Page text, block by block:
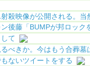
殺映像が公開される。当
後藤「BUMPが邦ロック
て
べきか。今はもう合葬墓
ないツイートをする